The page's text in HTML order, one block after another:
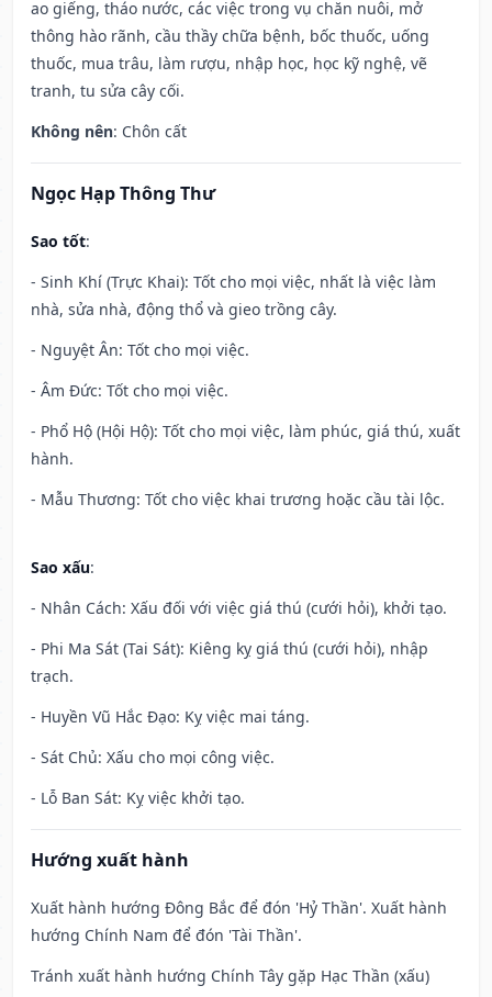
ao giếng, tháo nước, các việc trong vụ chăn nuôi, mở
thông hào rãnh, cầu thầy chữa bệnh, bốc thuốc, uống
thuốc, mua trâu, làm rượu, nhập học, học kỹ nghệ, vẽ
tranh, tu sửa cây cối.
Không nên: Chôn cất
Ngọc Hạp Thông Thư
Sao tốt:
- Sinh Khí (Trực Khai): Tốt cho mọi việc, nhất là việc làm
nhà, sửa nhà, động thổ và gieo trồng cây.
- Nguyệt Ân: Tốt cho mọi việc.
- Âm Đức: Tốt cho mọi việc.
- Phổ Hộ (Hội Hộ): Tốt cho mọi việc, làm phúc, giá thú, xuất
hành.
- Mẫu Thương: Tốt cho việc khai trương hoặc cầu tài lộc.
Sao xấu:
- Nhân Cách: Xấu đối với việc giá thú (cưới hỏi), khởi tạo.
- Phi Ma Sát (Tai Sát): Kiêng kỵ giá thú (cưới hỏi), nhập
trạch.
- Huyền Vũ Hắc Đạo: Kỵ việc mai táng.
- Sát Chủ: Xấu cho mọi công việc.
- Lỗ Ban Sát: Kỵ việc khởi tạo.
Hướng xuất hành
Xuất hành hướng Đông Bắc để đón 'Hỷ Thần'. Xuất hành
hướng Chính Nam để đón 'Tài Thần'.
Tránh xuất hành hướng Chính Tây gặp Hạc Thần (xấu)